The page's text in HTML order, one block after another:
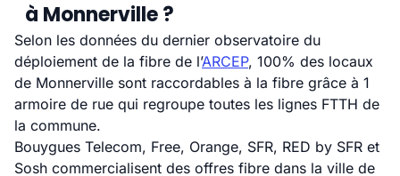
à Monnerville ?
Selon les données du dernier observatoire du
déploiement de la fibre de l’ARCEP, 100% des locaux
de Monnerville sont raccordables à la fibre grâce à 1
armoire de rue qui regroupe toutes les lignes FTTH de
la commune.
Bouygues Telecom, Free, Orange, SFR, RED by SFR et
Sosh commercialisent des offres fibre dans la ville de